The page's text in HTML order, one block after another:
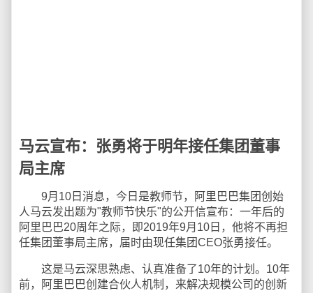
马云宣布：张勇将于明年接任集团董事
局主席
9月10日消息，今日是教师节，阿里巴巴集团创始
人马云发出题为"教师节快乐"的公开信宣布：一年后的
阿里巴巴20周年之际，即2019年9月10日，他将不再担
任集团董事局主席，届时由现任集团CEO张勇接任。
这是马云深思熟虑、认真准备了10年的计划。10年
前，阿里巴巴创建合伙人机制，来解决规模公司的创新